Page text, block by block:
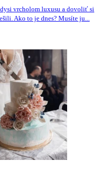
vrcholom luxusu a dovoliť si
Ako to je dnes? Musíte ju...